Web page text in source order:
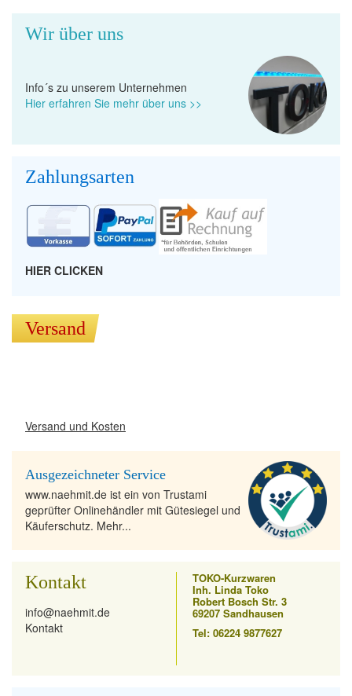
Wir über uns
Info´s zu unserem Unternehmen
Hier erfahren Sie mehr über uns >>
Zahlungsarten
HIER CLICKEN
Versand
Versand und Kosten
Ausgezeichneter Service
www.naehmit.de ist ein von Trustami
geprüfter Onlinehändler mit Gütesiegel und
Käuferschutz. Mehr...
Kontakt
info@naehmit.de
Kontakt
TOKO-Kurzwaren
Inh. Linda Toko
Robert Bosch Str. 3
69207 Sandhausen
Tel: 06224 9877627